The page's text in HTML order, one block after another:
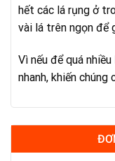
hết các lá rụng ở
vài lá trên ngọn để
Vì nếu để quá
nhanh, khiến chúng